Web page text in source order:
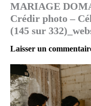
MARIAGE
Crédir photo –
(145 sur
Laisser un